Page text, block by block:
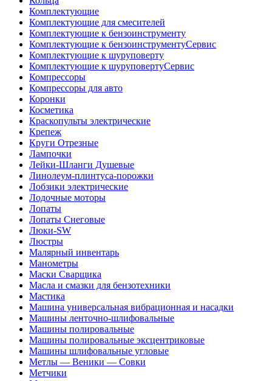
Комплектующие
Комплектующие для смесителей
Комплектующие к бензоинструменту
Комплектующие к бензоинструментуСервис
Комплектующие к шуруповерту
Комплектующие к шуруповертуСервис
Компрессоры
Компрессоры для авто
Коронки
Косметика
Краскопульты электрические
Крепеж
Круги Отрезные
Лампочки
Лейки-Шланги Душевые
Линолеум-плинтуса-порожки
Лобзики электрические
Лодочные моторы
Лопаты
Лопаты Снеговые
Люки-SW
Люстры
Малярный инвентарь
Манометры
Маски Сварщика
Масла и смазки для бензотехники
Мастика
Машина универсальная вибрационная и насадки
Машины ленточно-шлифовальные
Машины полировальные
Машины полировальные эксцентриковые
Машины шлифовальные угловые
Метлы — Веники — Совки
Метчики